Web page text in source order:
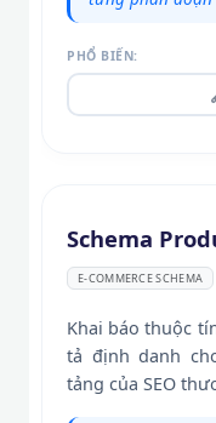
PHỔ BIẾN:
Schema
E-COMMERCE SCHEMA
Khai báo thuộc
tả định danh
tảng của SEO